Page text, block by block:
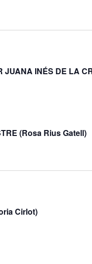
JUANA INÉS DE LA
(Rosa Rius Gatell)
Cirlot)